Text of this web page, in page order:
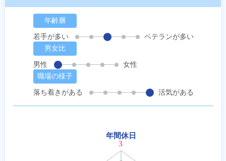
年齢層
若手が多い
ベテランが多い
男女比
男性
女性
職場の様子
落ち着きがある
活気がある